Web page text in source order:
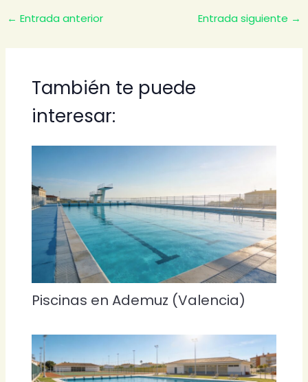
← Entrada anterior Entrada siguiente →
También te puede
interesar:
Piscinas en Ademuz (Valencia)